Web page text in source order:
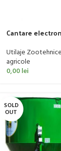
Cantare
Utilaje Zootehnice
agricole
0,00lei
SOLD
OUT